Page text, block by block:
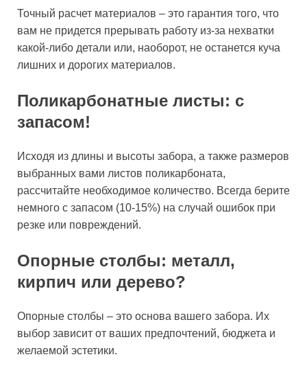
Точный расчет материалов – это гарантия того, что
вам не придется прерывать работу из-за нехватки
какой-либо детали или, наоборот, не останется куча
лишних и дорогих материалов.
Поликарбонатные листы: с
запасом!
Исходя из длины и высоты забора, а также размеров
выбранных вами листов поликарбоната,
рассчитайте необходимое количество. Всегда берите
немного с запасом (10-15%) на случай ошибок при
резке или повреждений.
Опорные столбы: металл,
кирпич или дерево?
Опорные столбы – это основа вашего забора. Их
выбор зависит от ваших предпочтений, бюджета и
желаемой эстетики.